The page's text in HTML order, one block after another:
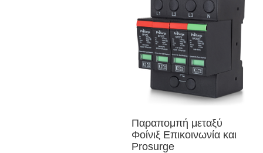
Παραπομπή μεταξύ
Φοίνιξ Επικοινωνία και
Prosurge